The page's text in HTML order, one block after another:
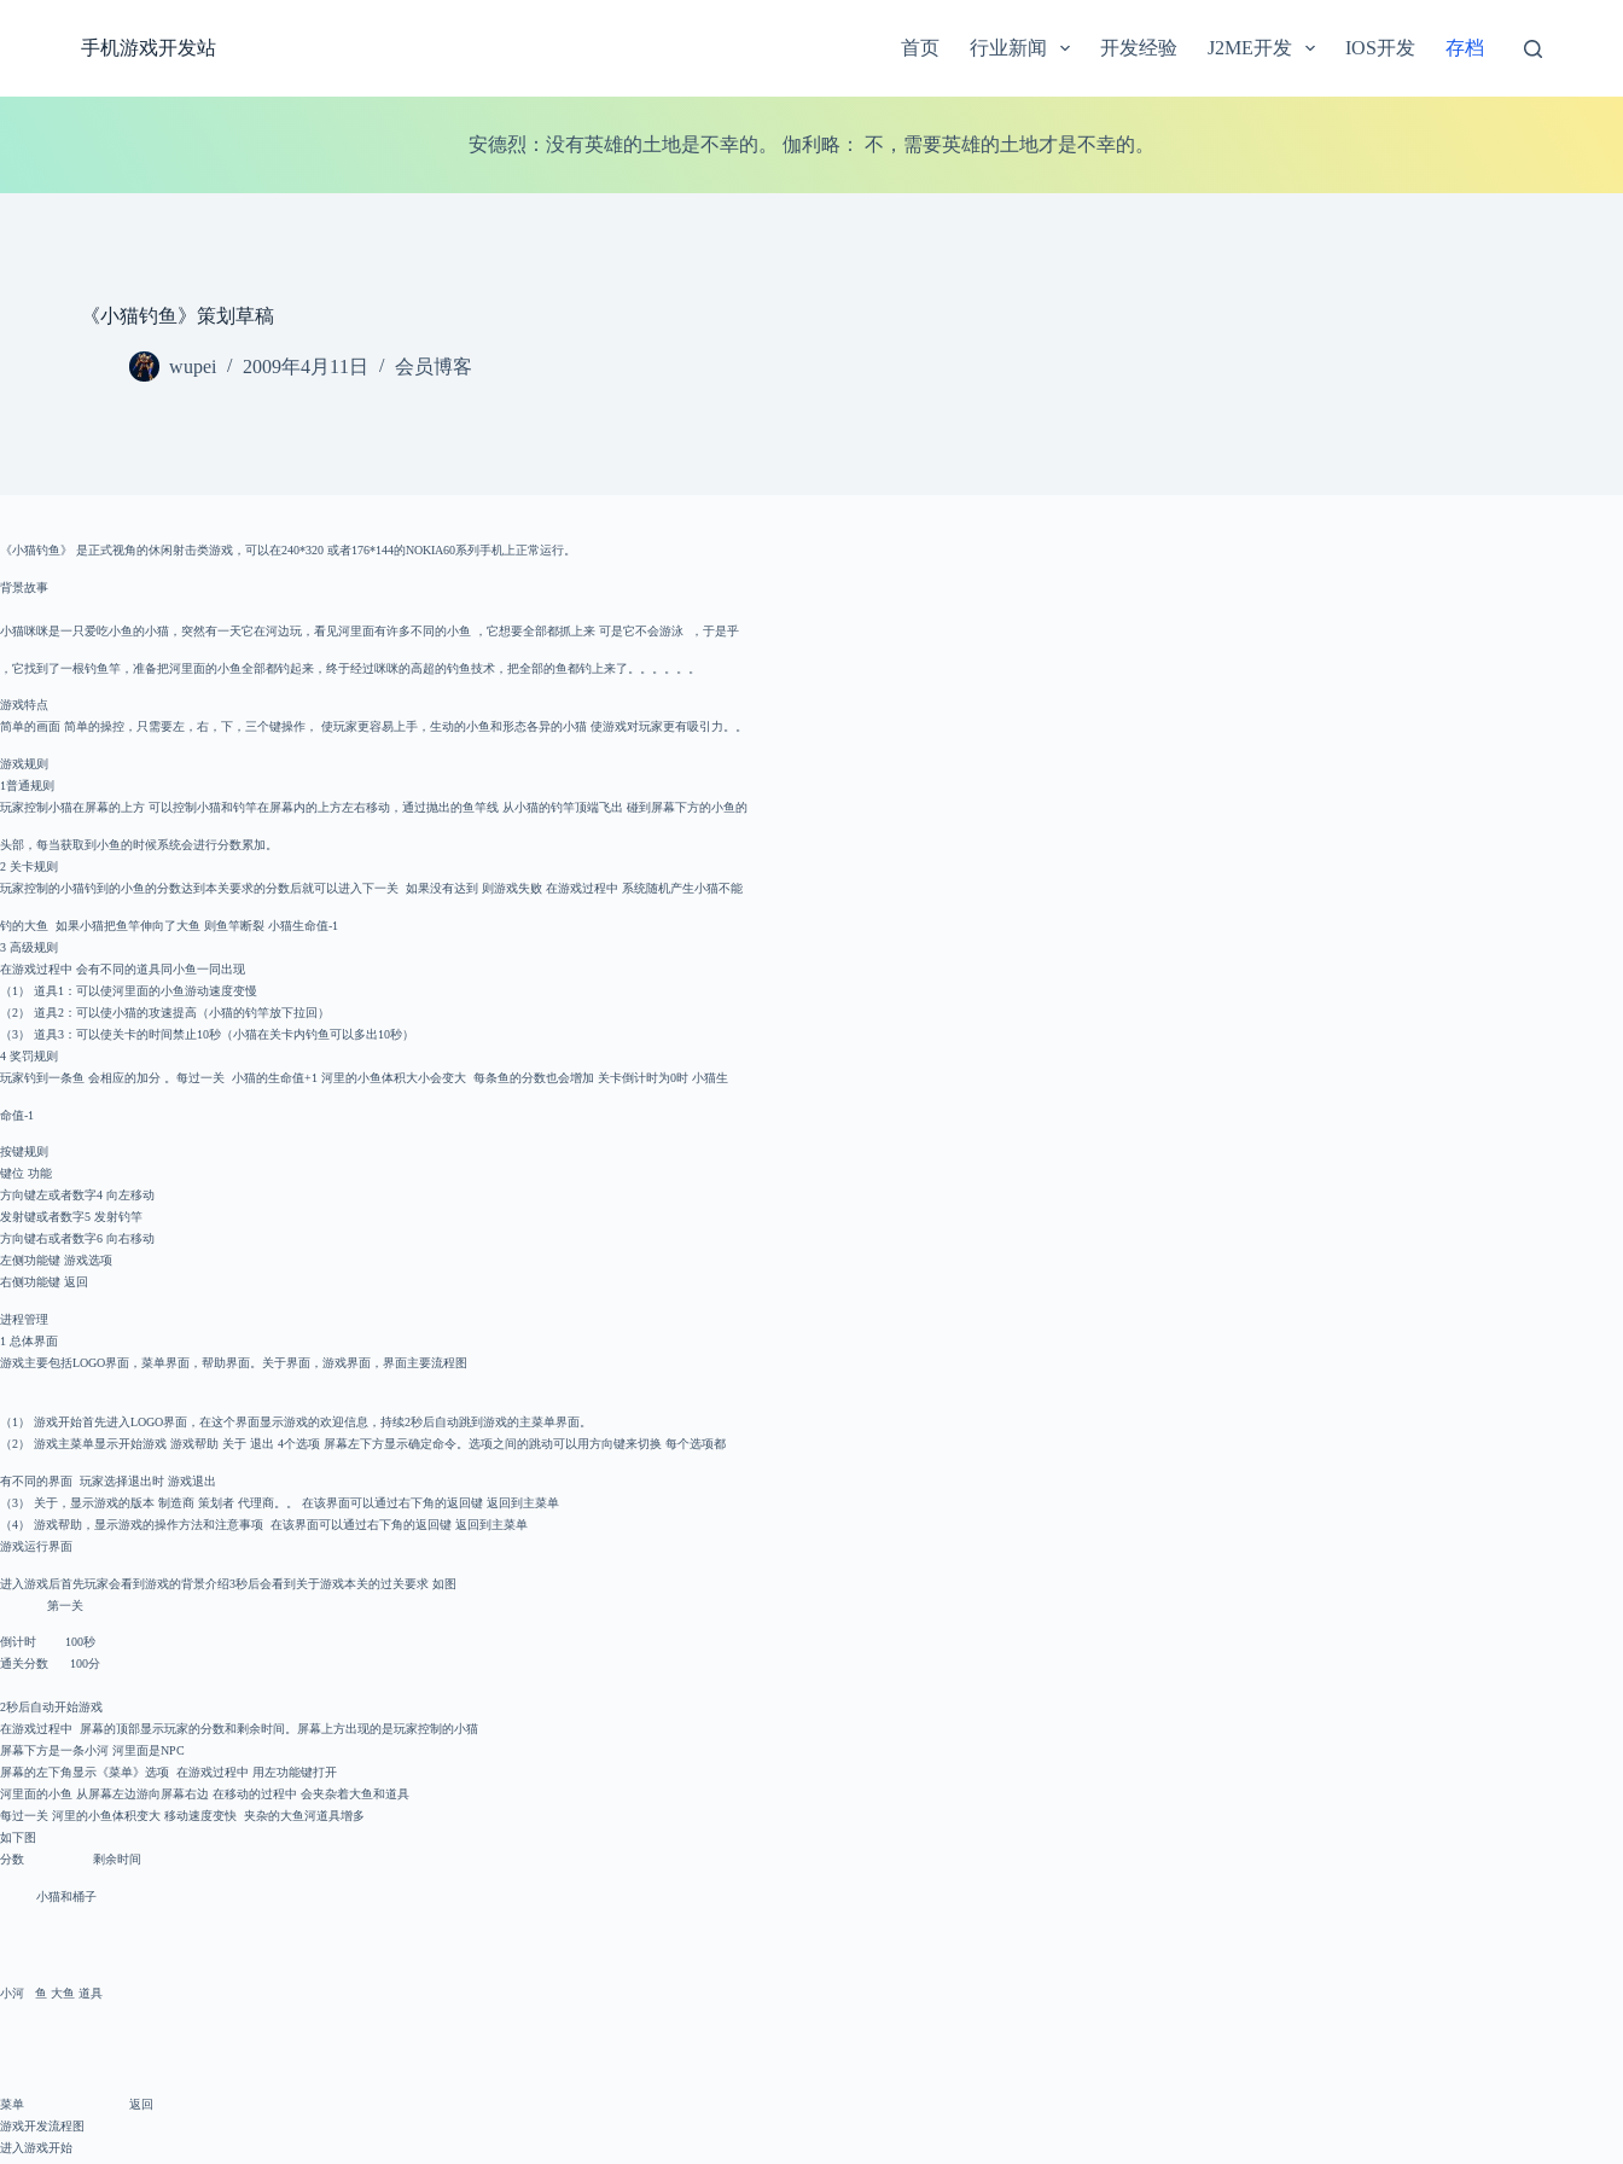
容
手机游戏开发站 首页 行业新闻 开发经验 J2ME开发 IOS开发 存档
安德烈：没有英雄的土地是不幸的。 伽利略： 不，需要英雄的土地才是不幸的。
《小猫钓鱼》策划草稿
wupei 2009年4月11日 会员博客
《小猫钓鱼》 是正式视角的休闲射击类游戏，可以在240*320 或者176*144的NOKIA60系列手机上正常运行。
背景故事
小猫咪咪是一只爱吃小鱼的小猫，突然有一天它在河边玩，看见河里面有许多不同的小鱼 ，它想要全部都抓上来 可是它不会游泳 ，于是乎
，它找到了一根钓鱼竿，准备把河里面的小鱼全部都钓起来，终于经过咪咪的高超的钓鱼技术，把全部的鱼都钓上来了。。。。。。
游戏特点
简单的画面 简单的操控，只需要左，右，下，三个键操作， 使玩家更容易上手，生动的小鱼和形态各异的小猫 使游戏对玩家更有吸引力。。
游戏规则
1普通规则
玩家控制小猫在屏幕的上方 可以控制小猫和钓竿在屏幕内的上方左右移动，通过抛出的鱼竿线 从小猫的钓竿顶端飞出 碰到屏幕下方的小鱼的
头部，每当获取到小鱼的时候系统会进行分数累加。
2 关卡规则
玩家控制的小猫钓到的小鱼的分数达到本关要求的分数后就可以进入下一关 如果没有达到 则游戏失败 在游戏过程中 系统随机产生小猫不能
钓的大鱼 如果小猫把鱼竿伸向了大鱼 则鱼竿断裂 小猫生命值-1
3 高级规则
在游戏过程中 会有不同的道具同小鱼一同出现
（1） 道具1：可以使河里面的小鱼游动速度变慢
（2） 道具2：可以使小猫的攻速提高（小猫的钓竿放下拉回）
（3） 道具3：可以使关卡的时间禁止10秒（小猫在关卡内钓鱼可以多出10秒）
4 奖罚规则
玩家钓到一条鱼 会相应的加分 。每过一关 小猫的生命值+1 河里的小鱼体积大小会变大 每条鱼的分数也会增加 关卡倒计时为0时 小猫生
命值-1
按键规则
键位 功能
方向键左或者数字4 向左移动
发射键或者数字5 发射钓竿
方向键右或者数字6 向右移动
左侧功能键 游戏选项
右侧功能键 返回
进程管理
1 总体界面
游戏主要包括LOGO界面，菜单界面，帮助界面。关于界面，游戏界面，界面主要流程图
（1） 游戏开始首先进入LOGO界面，在这个界面显示游戏的欢迎信息，持续2秒后自动跳到游戏的主菜单界面。
（2） 游戏主菜单显示开始游戏 游戏帮助 关于 退出 4个选项 屏幕左下方显示确定命令。选项之间的跳动可以用方向键来切换 每个选项都
有不同的界面 玩家选择退出时 游戏退出
（3） 关于，显示游戏的版本 制造商 策划者 代理商。。 在该界面可以通过右下角的返回键 返回到主菜单
（4） 游戏帮助，显示游戏的操作方法和注意事项 在该界面可以通过右下角的返回键 返回到主菜单
游戏运行界面
进入游戏后首先玩家会看到游戏的背景介绍3秒后会看到关于游戏本关的过关要求 如图
第一关
倒计时 100秒
通关分数 100分
2秒后自动开始游戏
在游戏过程中 屏幕的顶部显示玩家的分数和剩余时间。屏幕上方出现的是玩家控制的小猫
屏幕下方是一条小河 河里面是NPC
屏幕的左下角显示《菜单》选项 在游戏过程中 用左功能键打开
河里面的小鱼 从屏幕左边游向屏幕右边 在移动的过程中 会夹杂着大鱼和道具
每过一关 河里的小鱼体积变大 移动速度变快 夹杂的大鱼河道具增多
如下图
分数 剩余时间
小猫和桶子
小河 鱼 大鱼 道具
菜单 返回
游戏开发流程图
进入游戏开始